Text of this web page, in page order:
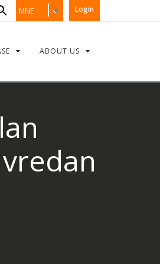
Login
MNE
ABOUT US